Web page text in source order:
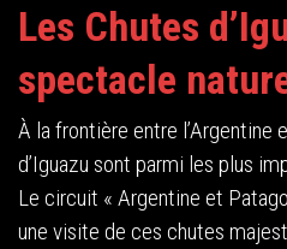
Les Chutes
spectacle
À la frontière entre l’Argentine
d’Iguazu sont parmi les plus
Le circuit « Argentine et
une visite de ces chutes